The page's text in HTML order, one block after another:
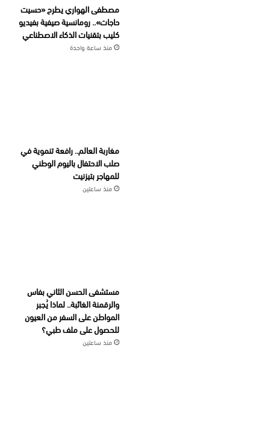
مصطفى الهواري يطرح «حسيت
حاجات».. رومانسية صيفية بفيديو
كليب بتقنيات الذكاء الاصطناعي
منذ ساعة واحدة
مغاربة العالم.. رافعة تنموية في
صلب الاحتفال باليوم الوطني
للمهاجر بتيزنيت
منذ ساعتين
مستشفى الحسن الثاني بفاس
والرقمنة الغائبة.. لماذا يُجبر
المواطن على السفر من العيون
للحصول على ملف طبي؟
منذ ساعتين